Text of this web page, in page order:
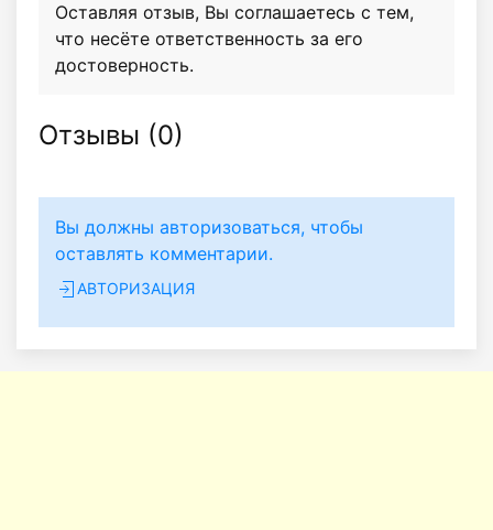
Оставляя отзыв, Вы соглашаетесь с тем,
что несёте ответственность за его
достоверность.
Отзывы (0)
Вы должны авторизоваться, чтобы
оставлять комментарии.
АВТОРИЗАЦИЯ